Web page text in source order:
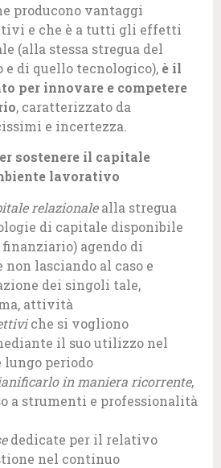
producono vantaggi
e che è a tutti gli effetti
(alla stessa stregua del
di quello tecnologico), è il
per innovare e competere
, caratterizzato da
e incertezza.
sostenere il capitale
lavorativo
relazionalealla stregua
di capitale disponibile
agendo di
non lasciando al caso e
dei singoli tale,
attività
che si vogliono
il suo utilizzo nel
lungo periodo
in maniera ricorrente,
a strumenti e professionalità
dedicate per il relativo
nel continuo